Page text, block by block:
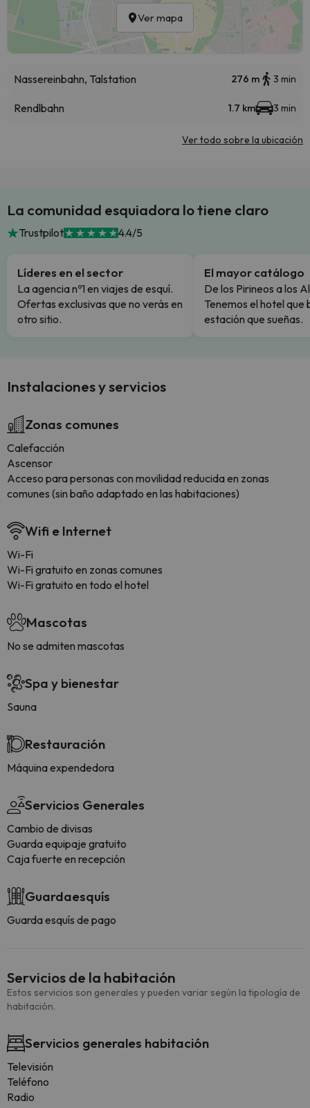
Ver mapa
Nassereinbahn, Talstation 276 m 3 min
Rendlbahn 1.7 km 3 min
Ver todo sobre la ubicación
La comunidad esquiadora lo tiene claro
Trustpilot 4.4/5
Líderes en el sector
La agencia nº1 en viajes de esquí.
Ofertas exclusivas que no verás en
otro sitio.
El mayor catálogo
De los Pirineos a los
Tenemos el hotel que
estación que sueñas.
Instalaciones y servicios
Zonas comunes
Calefacción
Ascensor
Acceso para personas con movilidad reducida en zonas
comunes (sin baño adaptado en las habitaciones)
Wifi e Internet
Wi-Fi
Wi-Fi gratuito en zonas comunes
Wi-Fi gratuito en todo el hotel
Mascotas
No se admiten mascotas
Spa y bienestar
Sauna
Restauración
Máquina expendedora
Servicios Generales
Cambio de divisas
Guarda equipaje gratuito
Caja fuerte en recepción
Guardaesquís
Guarda esquís de pago
Servicios de la habitación
Estos servicios son generales y pueden variar según la tipología de
habitación.
Servicios generales habitación
Televisión
Teléfono
Radio